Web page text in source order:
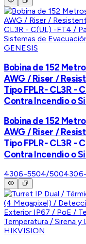
GENESIS
Bobina de 152
AWG / Riser /
Tipo FPLR- CL3R -
Contra Incendio o
Bobina de 152
AWG / Riser /
Tipo FPLR- CL3R -
Contra Incendio o
4306-5504/500
HIKVISION